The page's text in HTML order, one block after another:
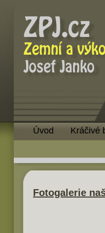
Úvod Kráčivé
Fotogalerie